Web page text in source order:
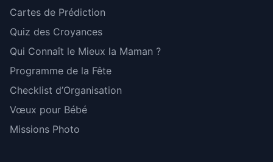
Cartes de Prédiction
Quiz des Croyances
Qui Connaît le Mieux la Maman ?
Programme de la Fête
Checklist d’Organisation
Vœux pour Bébé
Missions Photo